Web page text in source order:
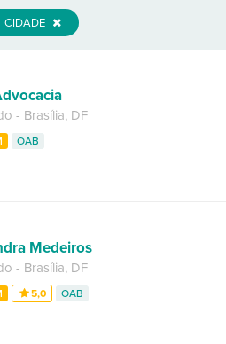
CIDADE
- Brasília, DF
OAB
Medeiros
- Brasília, DF
5,0 OAB